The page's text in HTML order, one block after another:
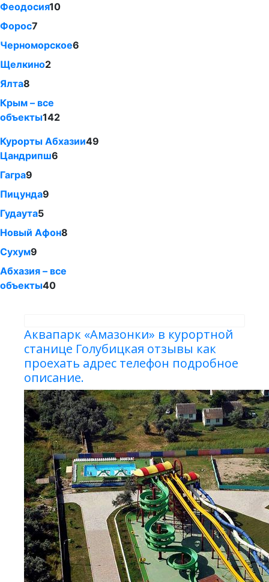
Феодосия10
Форос7
Черноморское6
Щелкино2
Ялта8
Крым – все
объекты142
Курорты Абхазии49
Цандрипш6
Гагра9
Пицунда9
Гудаута5
Новый Афон8
Сухум9
Абхазия – все
объекты40
Аквапарк «Амазонки» в курортной
станице Голубицкая отзывы как
проехать адрес телефон подробное
описание.